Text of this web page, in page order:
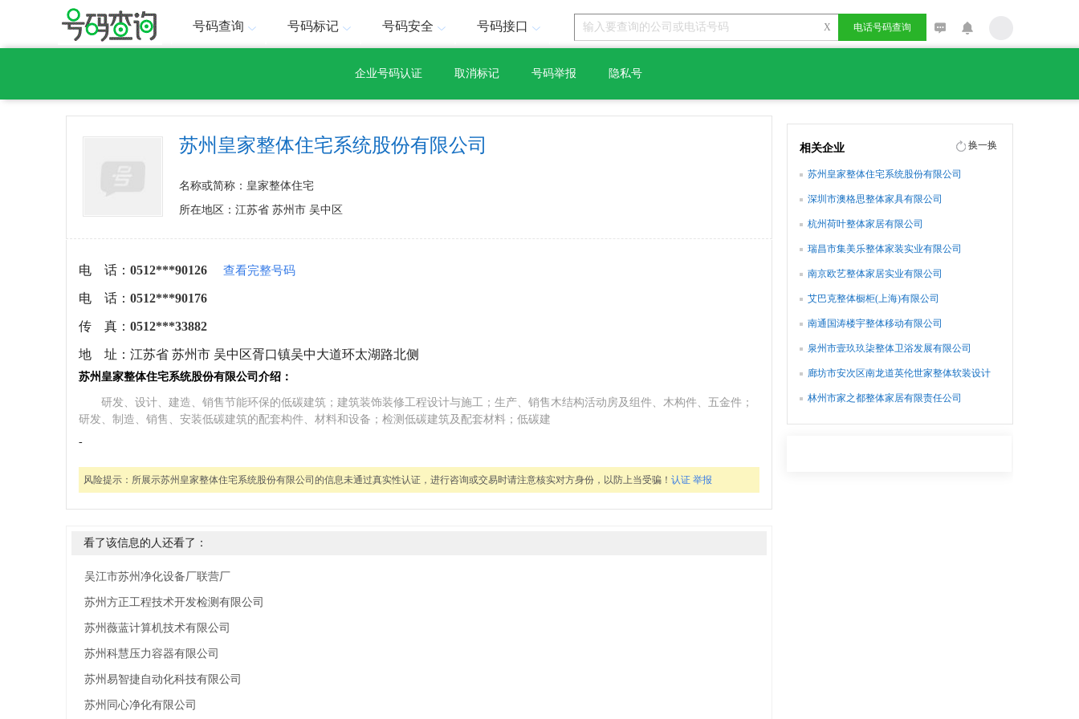
号码查询 号码标记 号码安全 号码接口 X 电话号码查询
企业号码认证 取消标记 号码举报 隐私号
苏州皇家整体住宅系统股份有限公司
名称或简称：皇家整体住宅
所在地区：江苏省 苏州市 吴中区
电 话： 0512***90126 查看完整号码
电 话： 0512***90176
传 真： 0512***33882
地 址： 江苏省 苏州市 吴中区胥口镇吴中大道环太湖路北侧
苏州皇家整体住宅系统股份有限公司介绍：
研发、设计、建造、销售节能环保的低碳建筑；建筑装饰装修工程设计与施工；生产、销售木结构活动房及组件、木构件、五金件；
研发、制造、销售、安装低碳建筑的配套构件、材料和设备；检测低碳建筑及配套材料；低碳建
-
风险提示： 所展示苏州皇家整体住宅系统股份有限公司的信息未通过真实性认证，进行咨询或交易时请注意核实对方身份，以防上当受骗！ 认证 举报
看了该信息的人还看了：
吴江市苏州净化设备厂联营厂
苏州方正工程技术开发检测有限公司
苏州薇蓝计算机技术有限公司
苏州科慧压力容器有限公司
苏州易智捷自动化科技有限公司
苏州同心净化有限公司
相关企业 换一换
苏州皇家整体住宅系统股份有限公司
深圳市澳格思整体家具有限公司
杭州荷叶整体家居有限公司
瑞昌市集美乐整体家装实业有限公司
南京欧艺整体家居实业有限公司
艾巴克整体橱柜(上海)有限公司
南通国涛楼宇整体移动有限公司
泉州市壹玖玖柒整体卫浴发展有限公司
廊坊市安次区南龙道英伦世家整体软装设计
林州市家之都整体家居有限责任公司